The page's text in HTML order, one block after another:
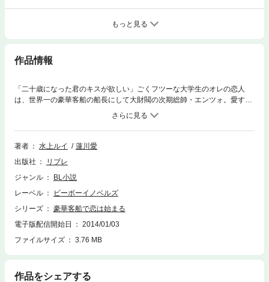
もっと見る
作品情報
「二十歳になった君のキスが欲しい」ごくフツーな大学生のオレの恋人
は、世界一の豪華客船の船長にして大財閥の次期総帥・エンツォ。愛する
船を爆破された苦しみと犯人への怒りに身を焼く彼。見守ることしかでき
ないオレは、せめて一時の休息をあげられたらと、ブルーノさんの研究旅
行に誘う。色鮮やかなアマゾンの熱帯雨林で久々に甘い蜜のような時を過
ごすオレ達。でもここにも犯人の黒い手が伸びて!? 海の貴公子と恋に堕
著者 水上ルイ
蓮川愛
出版社
リブレ
ジャンル
BL小説
レーベル
ビーボーイノベルズ
シリーズ
豪華客船で恋は始まる
電子版配信開始日
2014/01/03
ファイルサイズ
3.76 MB
作品をシェアする